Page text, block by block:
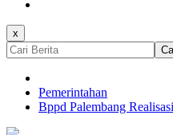
x
Pemerintahan
Bppd Palembang